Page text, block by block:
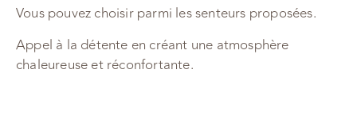
Vous pouvez choisir parmi les senteurs proposées.
Appel à la détente en créant une atmosphère
chaleureuse et réconfortante.